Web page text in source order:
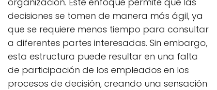
decisiones se tomen de manera más ágil, ya
que se requiere menos tiempo para consultar
a diferentes partes interesadas. Sin embargo,
esta estructura puede resultar en una falta
de participación de los empleados en los
procesos de decisión, creando una sensación